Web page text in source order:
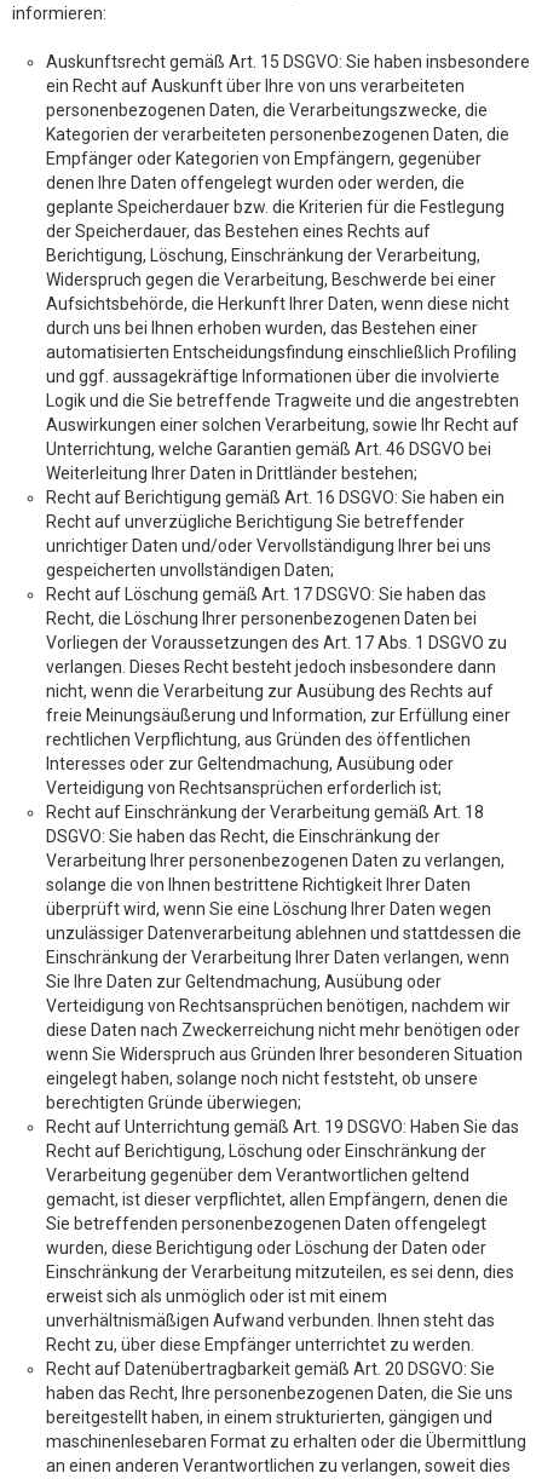
informieren:
Auskunftsrecht gemäß Art. 15 DSGVO: Sie haben insbesondere
ein Recht auf Auskunft über Ihre von uns verarbeiteten
personenbezogenen Daten, die Verarbeitungszwecke, die
Kategorien der verarbeiteten personenbezogenen Daten, die
Empfänger oder Kategorien von Empfängern, gegenüber
denen Ihre Daten offengelegt wurden oder werden, die
geplante Speicherdauer bzw. die Kriterien für die Festlegung
der Speicherdauer, das Bestehen eines Rechts auf
Berichtigung, Löschung, Einschränkung der Verarbeitung,
Widerspruch gegen die Verarbeitung, Beschwerde bei einer
Aufsichtsbehörde, die Herkunft Ihrer Daten, wenn diese nicht
durch uns bei Ihnen erhoben wurden, das Bestehen einer
automatisierten Entscheidungsfindung einschließlich Profiling
und ggf. aussagekräftige Informationen über die involvierte
Logik und die Sie betreffende Tragweite und die angestrebten
Auswirkungen einer solchen Verarbeitung, sowie Ihr Recht auf
Unterrichtung, welche Garantien gemäß Art. 46 DSGVO bei
Weiterleitung Ihrer Daten in Drittländer bestehen;
Recht auf Berichtigung gemäß Art. 16 DSGVO: Sie haben ein
Recht auf unverzügliche Berichtigung Sie betreffender
unrichtiger Daten und/oder Vervollständigung Ihrer bei uns
gespeicherten unvollständigen Daten;
Recht auf Löschung gemäß Art. 17 DSGVO: Sie haben das
Recht, die Löschung Ihrer personenbezogenen Daten bei
Vorliegen der Voraussetzungen des Art. 17 Abs. 1 DSGVO zu
verlangen. Dieses Recht besteht jedoch insbesondere dann
nicht, wenn die Verarbeitung zur Ausübung des Rechts auf
freie Meinungsäußerung und Information, zur Erfüllung einer
rechtlichen Verpflichtung, aus Gründen des öffentlichen
Interesses oder zur Geltendmachung, Ausübung oder
Verteidigung von Rechtsansprüchen erforderlich ist;
Recht auf Einschränkung der Verarbeitung gemäß Art. 18
DSGVO: Sie haben das Recht, die Einschränkung der
Verarbeitung Ihrer personenbezogenen Daten zu verlangen,
solange die von Ihnen bestrittene Richtigkeit Ihrer Daten
überprüft wird, wenn Sie eine Löschung Ihrer Daten wegen
unzulässiger Datenverarbeitung ablehnen und stattdessen die
Einschränkung der Verarbeitung Ihrer Daten verlangen, wenn
Sie Ihre Daten zur Geltendmachung, Ausübung oder
Verteidigung von Rechtsansprüchen benötigen, nachdem wir
diese Daten nach Zweckerreichung nicht mehr benötigen oder
wenn Sie Widerspruch aus Gründen Ihrer besonderen Situation
eingelegt haben, solange noch nicht feststeht, ob unsere
berechtigten Gründe überwiegen;
Recht auf Unterrichtung gemäß Art. 19 DSGVO: Haben Sie das
Recht auf Berichtigung, Löschung oder Einschränkung der
Verarbeitung gegenüber dem Verantwortlichen geltend
gemacht, ist dieser verpflichtet, allen Empfängern, denen die
Sie betreffenden personenbezogenen Daten offengelegt
wurden, diese Berichtigung oder Löschung der Daten oder
Einschränkung der Verarbeitung mitzuteilen, es sei denn, dies
erweist sich als unmöglich oder ist mit einem
unverhältnismäßigen Aufwand verbunden. Ihnen steht das
Recht zu, über diese Empfänger unterrichtet zu werden.
Recht auf Datenübertragbarkeit gemäß Art. 20 DSGVO: Sie
haben das Recht, Ihre personenbezogenen Daten, die Sie uns
bereitgestellt haben, in einem strukturierten, gängigen und
maschinenlesebaren Format zu erhalten oder die Übermittlung
an einen anderen Verantwortlichen zu verlangen, soweit dies